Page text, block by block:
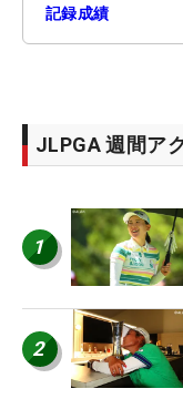
記録成績
JLPGA 週間ア
1
2